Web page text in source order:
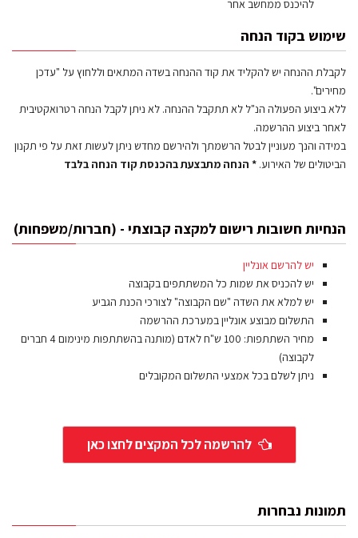
להיכנס ממחשב אחר
שימוש בקוד הנחה
לקבלת ההנחה יש להקליד את קוד ההנחה בשדה המתאים וללחוץ על "עדכן
מחירים".
ללא ביצוע הפעולה הנ"ל לא תתקבל ההנחה. לא ניתן לקבל הנחה רטרואקטיבית
לאחר ביצוע ההרשמה.
במידה והנך מעוניין לבטל הרשמתך ולהירשם מחדש ניתן לעשות זאת על פי תקנון
הביטולים של האירוע. * הנחה מתבצעת בהכנסת קוד הנחה בלבד
הנחיות חשובות רישום למקצה קבוצתי - (חברות/משפחות)
יש להרשם אונליין
יש להכניס את שמות כל המשתתפים בקבוצה
יש למלא את השדה "שם הקבוצה" לצורכי הכנת הגביע
התשלום מבוצע אונליין במערכת ההרשמה
מחיר השתתפות: 100 ש"ח לאדם (מותנה בהשתתפות מינימום 4 חברים
לקבוצה)
ניתן לשלם בכל אמצעי התשלום המקובלים
להרשמה לכל המקצים לחצו כאן
תמונות נבחרות